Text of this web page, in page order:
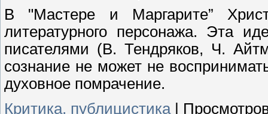
В "Мастере и Маргарите”
литературного персонажа. Эта
писателями (В. Тендряков, Ч.
сознание не может не
духовное помрачение.
Критика, публицистика|